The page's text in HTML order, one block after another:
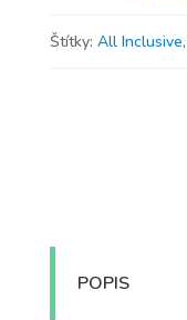
Štítky: All Inclusive,
POPIS